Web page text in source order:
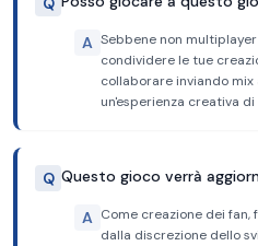
A Sebbene non
condividere le tue
collaborare inviando
un'esperienza creativa
Q Questo gioco verrà
A Come creazione dei
dalla discrezione dello